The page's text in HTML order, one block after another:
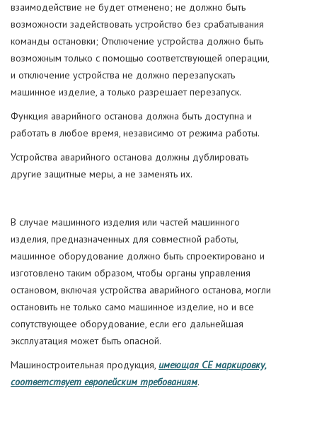
взаимодействие не будет отменено; не должно быть
возможности задействовать устройство без срабатывания
команды остановки; Отключение устройства должно быть
возможным только с помощью соответствующей операции,
и отключение устройства не должно перезапускать
машинное изделие, а только разрешает перезапуск.
Функция аварийного останова должна быть доступна и
работать в любое время, независимо от режима работы.
Устройства аварийного останова должны дублировать
другие защитные меры, а не заменять их.
В случае машинного изделия или частей машинного
изделия, предназначенных для совместной работы,
машинное оборудование должно быть спроектировано и
изготовлено таким образом, чтобы органы управления
остановом, включая устройства аварийного останова, могли
остановить не только само машинное изделие, но и все
сопутствующее оборудование, если его дальнейшая
эксплуатация может быть опасной.
Машиностроительная продукция, имеющая СЕ маркировку,
соответствует европейским требованиям.